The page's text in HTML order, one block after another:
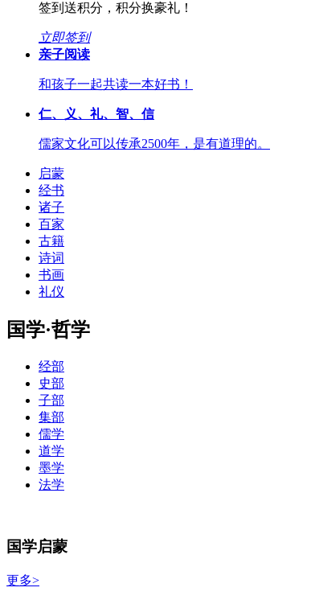
签到送积分，积分换豪礼！
立即签到
亲子阅读
和孩子一起共读一本好书！
仁、义、礼、智、信
儒家文化可以传承2500年，是有道理的。
启蒙
经书
诸子
百家
古籍
诗词
书画
礼仪
国学·哲学
经部
史部
子部
集部
儒学
道学
墨学
法学
国学启蒙
更多>